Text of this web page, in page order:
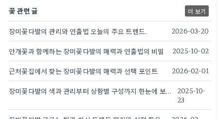
꽃 관련 글 더 보기
장미꽃다발의 관리와 연출법 오늘의 주요 트렌드. 2026-03-20
안개꽃과 함께하는 장미꽃다발의 매력과 연출법의 비밀 2025-10-02
근처꽃집에서 찾는 장미꽃다발의 매력과 선택 포인트 2026-02-01
장미꽃다발의 색과 관리부터 상황별 구성까지 한눈에 보는 가이드
2025-10-
23